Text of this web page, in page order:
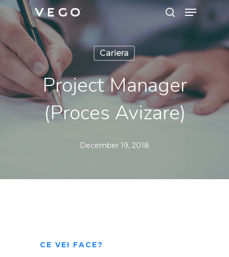
Skip
to
main
content
search
Menu
Cariera
Project Manager
(Proces Avizare)
December 19, 2018
CE VEI FACE?
Close
Menu